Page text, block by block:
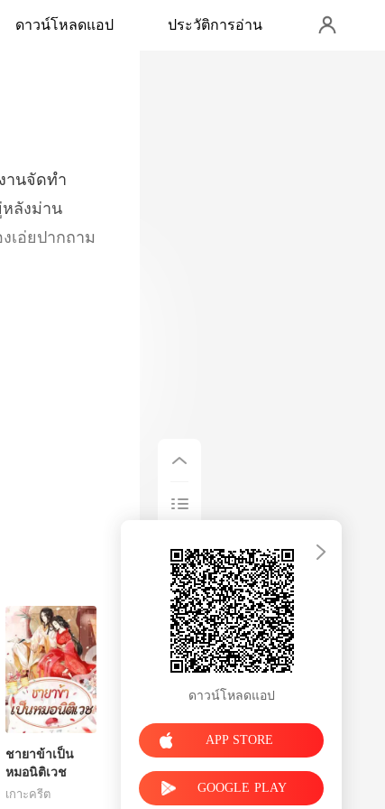
ดาวน์โหลดแอป ประวัติการอ่าน
ลังม่าน
ชายาข้าเป็น
หมอนิติเวช
เกาะครีต
ดาวน์โหลดแอป
APP STORE
GOOGLE PLAY